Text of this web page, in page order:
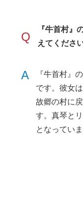
Q
『牛首村』
えてください
A
『牛首村』
です。彼女
故郷の村に
す。真琴と
となっていま